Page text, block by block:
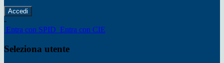
-
Entra con SPID Entra con CIE
Seleziona utente